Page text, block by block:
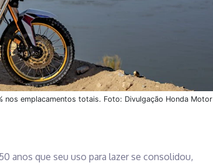
emplacamentos totais. Foto: Divulgação Honda Motor
anos que seu uso para lazer se consolidou,